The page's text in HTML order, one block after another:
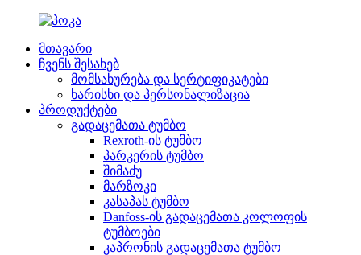
მთავარი
ჩვენს შესახებ
მომსახურება და სერტიფიკატები
ხარისხი და პერსონალიზაცია
პროდუქტები
გადაცემათა ტუმბო
Rexroth-ის ტუმბო
პარკერის ტუმბო
შიმაძუ
მარზოკი
კასაპას ტუმბო
Danfoss-ის გადაცემათა კოლოფის
ტუმბოები
კაპრონის გადაცემათა ტუმბო